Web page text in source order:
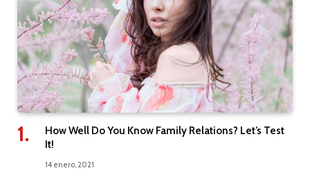
How Well Do You Know Family Relations? Let’s Test
It!
14 enero, 2021